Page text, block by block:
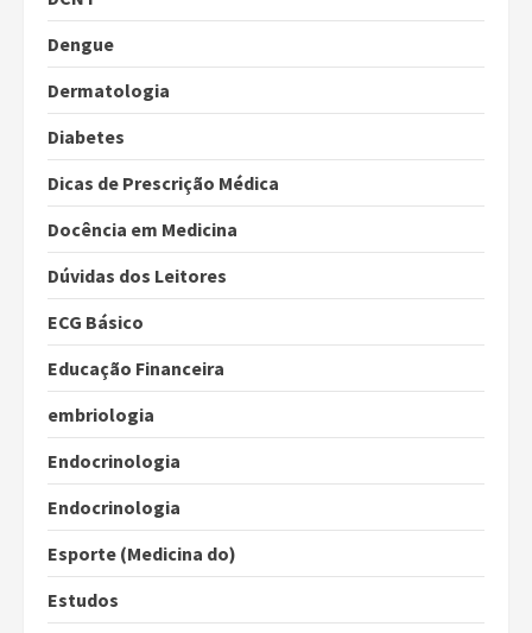
Dengue
Dermatologia
Diabetes
Dicas de Prescrição Médica
Docência em Medicina
Dúvidas dos Leitores
ECG Básico
Educação Financeira
embriologia
Endocrinologia
Endocrinologia
Esporte (Medicina do)
Estudos